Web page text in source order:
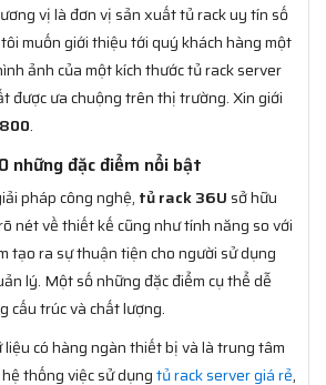
vị là đơn vị sản xuất tủ rack uy tín số
muốn giới thiệu tới quý khách hàng một
ảnh của một kích thước tủ rack server
được ưa chuộng trên thị trường. Xin giới
.
những đặc điểm nổi bật
pháp công nghệ, tủ rack 36Usở hữu
nét về thiết kế cũng như tính năng so với
tạo ra sự thuận tiện cho người sử dụng
lý. Một số những đặc điểm cụ thể dễ
cấu trúc và chất lượng.
có hàng ngàn thiết bị và là trung tâm
thống việc sử dụngtủ rack server giá rẻ,